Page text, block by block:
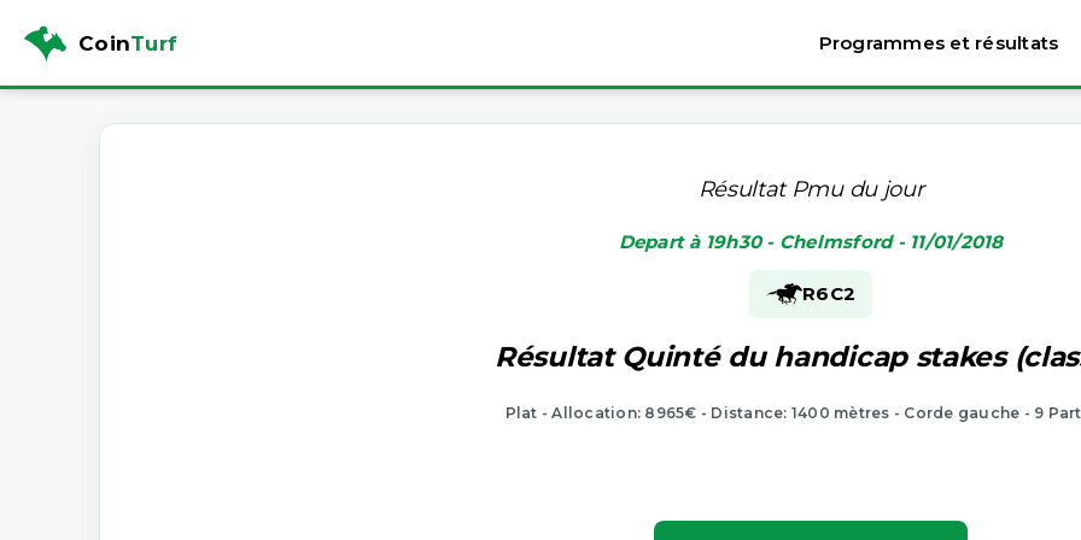
CoinTurf Programmes et résultats
Résultat Pmu du jour
Depart à 19h30 - Chelmsford - 11/01/2018
R6C2
Résultat Quinté du handicap stakes
Plat - Allocation: 8965€ - Distance: 1400 mètres - Corde gauche - 9